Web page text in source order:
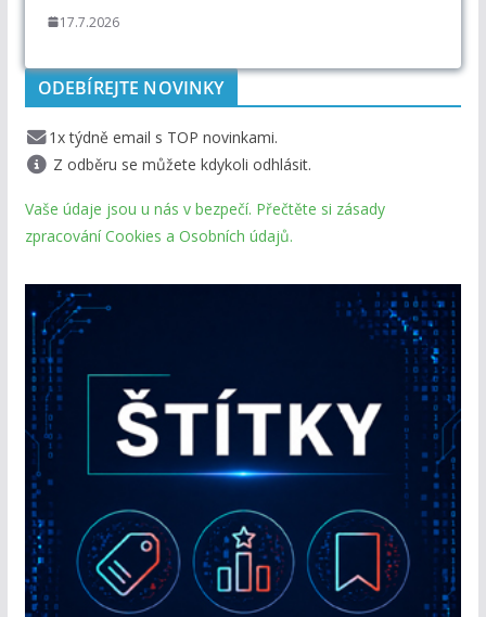
17.7.2026
ODEBÍREJTE NOVINKY
1x týdně email s TOP novinkami.
Z odběru se můžete kdykoli odhlásit.
Vaše údaje jsou u nás v bezpečí. Přečtěte si zásady
zpracování Cookies a Osobních údajů.